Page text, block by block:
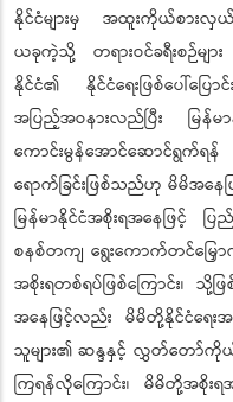
နိုင်ငံများမှ အထူးကိုယ်စားလှယ်မျ
ယခုကဲ့သို့ တရားဝင်ခရီးစဉ်မ
နိုင်ငံ၏ နိုင်ငံရေးဖြစ်ပေါ်ပြ
အပြည့်အဝနားလည်ပြီး မ
ကောင်းမွန်အောင်ဆောင်ရွက်ရ
ရောက်ခြင်းဖြစ်သည်ဟု မိမိအနေ
မြန်မာနိုင်ငံအစိုးရအနေဖြင့် ပ
စနစ်တကျ ရွေးကောက်တင်မြှော
အစိုးရတစ်ရပ်ဖြစ်ကြောင်း၊ သို့ဖ
အနေဖြင့်လည်း မိမိတို့နိုင်ငံရေး
သူများ၏ ဆန္ဒနှင့် လွှတ်တော်ကို
ကြရန်လိုကြောင်း၊ မိမိတို့အစို